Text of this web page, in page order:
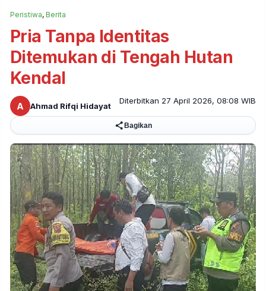
Peristiwa, Berita
Pria Tanpa Identitas
Ditemukan di Tengah Hutan
Kendal
A Ahmad Rifqi Hidayat
Diterbitkan 27 April 2026, 08:08 WIB
Bagikan